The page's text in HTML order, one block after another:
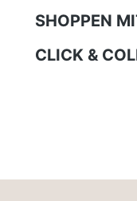
SHOPPEN
CLICK &